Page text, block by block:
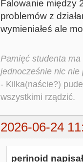
Falowanie między
problemów z
wymieniałeś ale
Pamięć studenta
jednocześnie nic nie
- Kilka(naście?)
wszystkimi rządzić.
2026-06-24
perinoid